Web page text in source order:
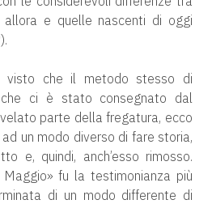
e quelle nascenti di oggi
visto che il metodo stesso di
ci è stato consegnato dal
parte della fregatura, ecco
ad un modo diverso di fare storia,
e, quindi, anch’esso rimosso.
Maggio» fu la testimonianza più
di un modo differente di